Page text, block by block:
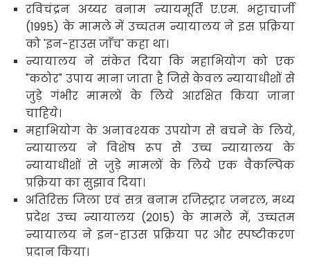
रविचंद्रन अय्यर बनाम न्यायमूर्ति ए.एम. भट्टाचार्जी
(1995) के मामले में उच्चतम न्यायालय ने इस प्रक्रिया
को 'इन-हाउस जाँच' कहा था।
न्यायालय ने संकेत दिया कि महाभियोग को एक
"कठोर" उपाय माना जाता है जिसे केवल न्यायाधीशों से
जुड़े गंभीर मामलों के लिये आरक्षित किया जाना
चाहिये।
महाभियोग के अनावश्यक उपयोग से बचने के लिये,
न्यायालय ने विशेष रूप से उच्च न्यायालय के
न्यायाधीशों से जुड़े मामलों के लिये एक वैकल्पिक
प्रक्रिया का सुझाव दिया।
अतिरिक्त जिला एवं सत्र बनाम रजिस्ट्रार जनरल, मध्य
प्रदेश उच्च न्यायालय (2015) के मामले में, उच्चतम
न्यायालय ने इन-हाउस प्रक्रिया पर और स्पष्टीकरण
प्रदान किया।